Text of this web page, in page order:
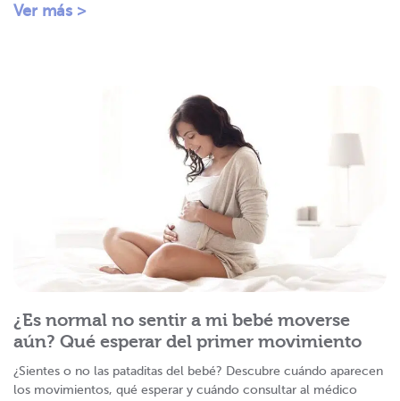
Ver más >
¿Es normal no sentir a mi bebé moverse
aún? Qué esperar del primer movimiento
¿Sientes o no las pataditas del bebé? Descubre cuándo aparecen
los movimientos, qué esperar y cuándo consultar al médico